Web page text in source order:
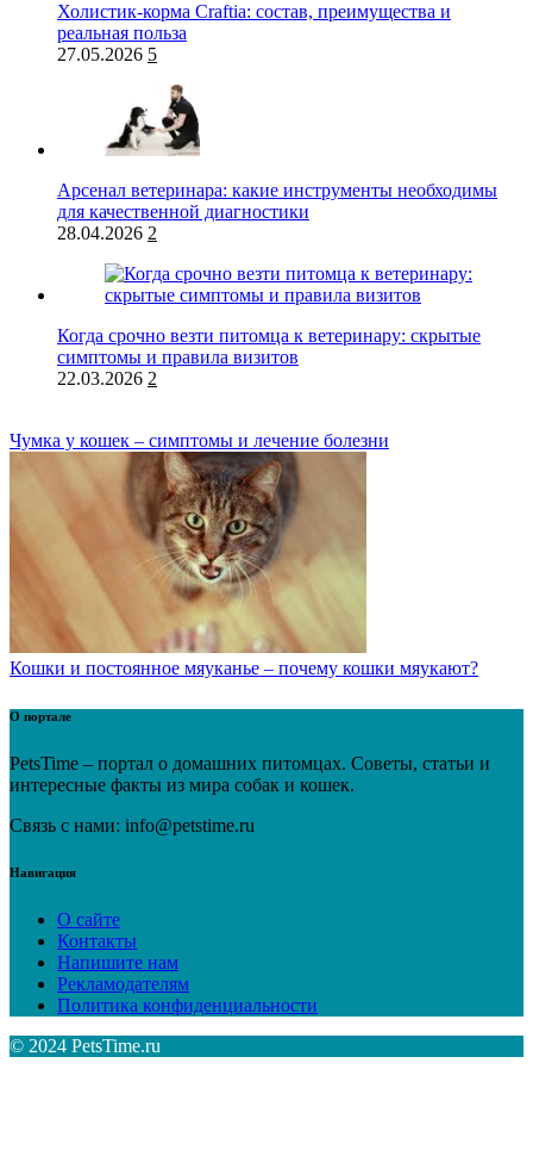
Холистик-корма Craftia: состав, преимущества и
реальная польза
27.05.2026 5
Арсенал ветеринара: какие инструменты необходимы
для качественной диагностики
28.04.2026 2
Когда срочно везти питомца к ветеринару: скрытые
симптомы и правила визитов
22.03.2026 2
Чумка у кошек – симптомы и лечение болезни
Кошки и постоянное мяуканье – почему кошки мяукают?
О портале
PetsTime – портал о домашних питомцах. Советы, статьи и
интересные факты из мира собак и кошек.
Связь с нами: info@petstime.ru
Навигация
О сайте
Контакты
Напишите нам
Рекламодателям
Политика конфиденциальности
© 2024 PetsTime.ru